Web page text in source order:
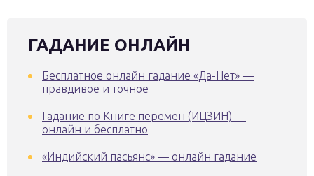
ГАДАНИЕ ОНЛАЙН
Бесплатное онлайн гадание «Да-Нет» —
правдивое и точное
Гадание по Книге перемен (ИЦЗИН) —
онлайн и бесплатно
«Индийский пасьянс» — онлайн гадание